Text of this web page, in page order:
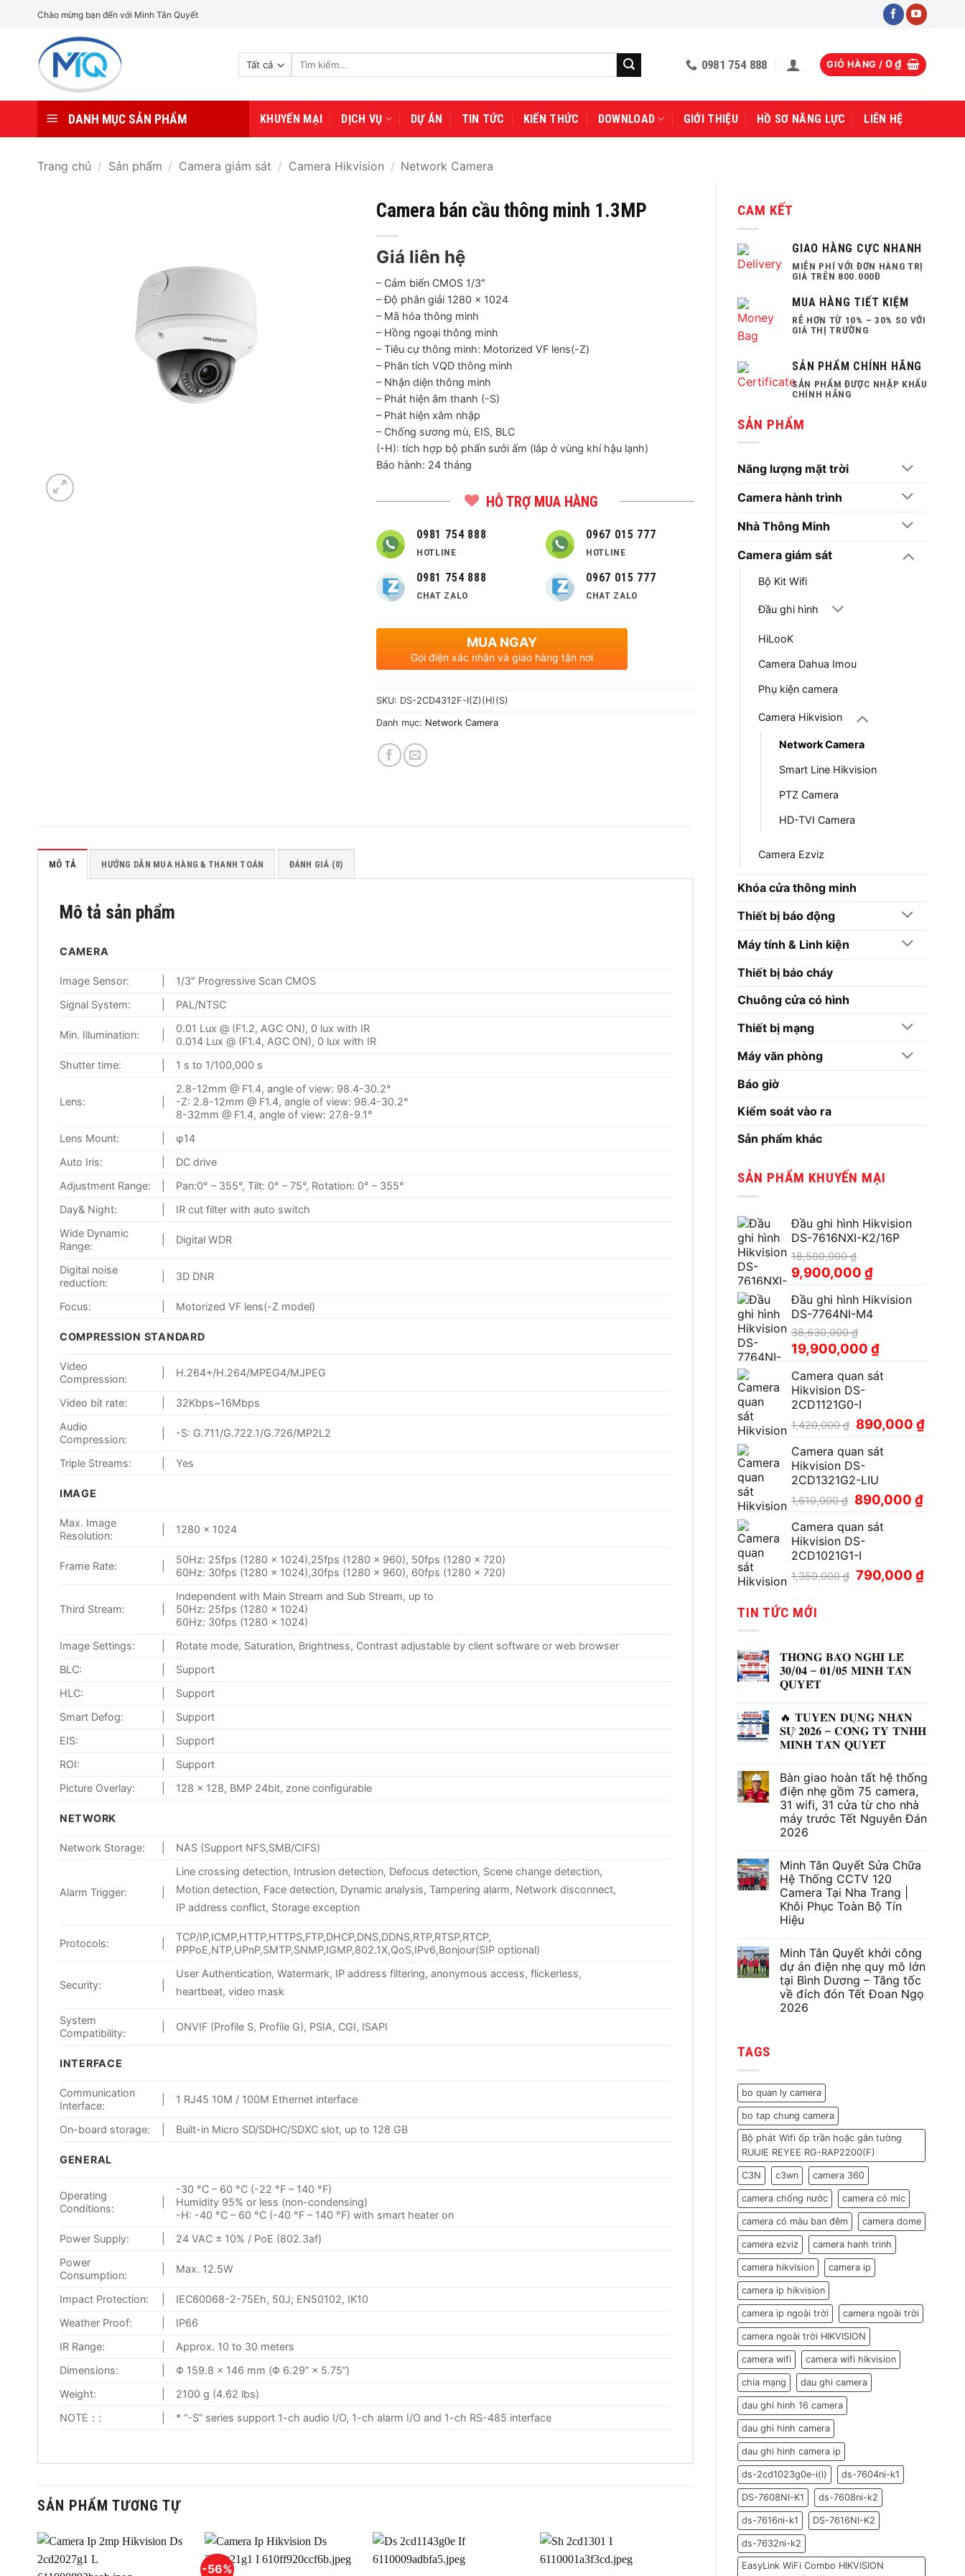
Chào mừng bạn đến với Minh Tân Quyết
Tìm
0981 754 888 GIỎ HÀNG / 0₫
DANH MỤC SẢN PHẨM KHUYẾN MẠI DỊCH VỤ DỰ ÁN TIN TỨC KIẾN THỨC DOWNLOAD GIỚI THIỆU HỒ SƠ NĂNG LỰC LIÊN HỆ
Trang chủ / Sản phẩm / Camera giám sát / Camera Hikvision / Network Camera
CAM KẾT
GIAO HÀNG CỰC NHANH
MIỄN PHÍ VỚI ĐƠN HÀNG TRỊ
GIÁ TRÊN 800.000Đ
MUA HÀNG TIẾT KIỆM
RẺ HƠN TỪ 10% – 30% SO VỚI
GIÁ THỊ TRƯỜNG
SẢN PHẨM CHÍNH HÃNG
SẢN PHẨM ĐƯỢC NHẬP KHẨU
CHÍNH HÃNG
SẢN PHẨM
Năng lượng mặt trời
Camera hành trình
Nhà Thông Minh
Camera giám sát
Bộ Kit Wifi
Đầu ghi hình
HiLooK
Camera Dahua Imou
Phụ kiện camera
Camera Hikvision
Network Camera
Smart Line Hikvision
PTZ Camera
HD-TVI Camera
Camera Ezviz
Khóa cửa thông minh
Thiết bị báo động
Máy tính & Linh kiện
Thiết bị báo cháy
Chuông cửa có hình
Thiết bị mạng
Máy văn phòng
Báo giờ
Kiểm soát vào ra
Sản phẩm khác
SẢN PHẨM KHUYẾN MẠI
Đầu ghi hình Hikvision
DS-7616NXI-K2/16P
18,500,000₫
Giá
gốc
là:
18,500,000 ₫.
9,900,000 ₫Giá
tại
là:
Đầu ghi hình Hikvision
DS-7764NI-M4
38,630,000₫
Giá
gốc
là:
38,630,000 ₫.
19,900,000 ₫Giá
tại
Camera quan sát
Hikvision DS-
2CD1121G0-I
1,420,000₫ Giá
là:
1,420,000 ₫.
890,000₫Giá
Camera quan sát
Hikvision DS-
2CD1321G2-LIU
1,610,000₫ Giá
là:
1,610,000 ₫.
890,000₫Giá
Camera quan sát
Hikvision DS-
2CD1021G1-I
1,350,000₫ Giá
790,000₫Giá
TIN TỨC MỚI
𝐓𝐇𝐎̂𝐍𝐆 𝐁𝐀́𝐎 𝐍𝐆𝐇𝐈̉ 𝐋𝐄̂̃
𝟑𝟎/𝟎𝟒 – 𝟎𝟏/𝟎𝟓 𝐌𝐈𝐍𝐇 𝐓𝐀̂𝐍
𝐐𝐔𝐘𝐄̂́𝐓
bình
luận
ở
𝐓𝐇𝐎̂𝐍𝐆
𝐋𝐄̂̃
𝟑𝟎/𝟎𝟒
–
𝟎𝟏/𝟎𝟓
𝐌𝐈𝐍𝐇
𝐓𝐀̂𝐍
𝐐𝐔𝐘𝐄̂́𝐓
🔥 𝐓𝐔𝐘𝐄̂̉𝐍 𝐃𝐔̣𝐍𝐆 𝐍𝐇𝐀̂𝐍
𝐒𝐔̛̣ 𝟐𝟎𝟐𝟔 – 𝐂𝐎̂𝐍𝐆 𝐓𝐘 𝐓𝐍𝐇𝐇
𝐌𝐈𝐍𝐇 𝐓𝐀̂𝐍 𝐐𝐔𝐘𝐄̂́𝐓
bình
luận
ở
🔥
𝐓𝐔𝐘𝐄̂̉𝐍
𝐃𝐔̣𝐍𝐆
𝐍𝐇𝐀̂𝐍
–
𝐂𝐎̂𝐍𝐆
𝐓𝐘
𝐓𝐍𝐇𝐇
𝐌𝐈𝐍𝐇
𝐓𝐀̂𝐍
𝐐𝐔𝐘𝐄̂́𝐓
Bàn giao hoàn tất hệ thống
điện nhẹ gồm 75 camera,
31 wifi, 31 cửa từ cho nhà
máy trước Tết Nguyên Đán
2026
bình
luận
ở
Bàn
giao
hoàn
tất
điện
nhẹ
gồm
75
camera,
31
wifi,
31
Nguyên
Đán
2026
Minh Tân Quyết Sửa Chữa
Hệ Thống CCTV 120
Camera Tại Nha Trang |
Khôi Phục Toàn Bộ Tín
Hiệu
bình
luận
ở
Minh
Tân
Quyết
Sửa
Nha
Trang
|
Khôi
Phục
Toàn
Bộ
Tín
Hiệu
Minh Tân Quyết khởi công
dự án điện nhẹ quy mô lớn
tại Bình Dương – Tăng tốc
về đích đón Tết Đoan Ngọ
2026
Quyết
khởi
công
dự
án
điện
nhẹ
quy
mô
lớn
tại
Bình
Dương
–
Tăng
tốc
về
đích
đón
Tết
Đoan
Ngọ
2026
TAGS
bo quan ly camera
bo tap chung camera
Bộ phát Wifi ốp trần hoặc gắn tường
RUIJIE REYEE RG-RAP2200(F)
C3N c3wn camera 360
camera chống nước camera có mic
camera có màu ban đêm camera dome
camera ezviz camera hanh trinh
camera hikvision camera ip
camera ip hikvision
camera ip ngoài trời camera ngoài trời
camera ngoài trời HIKVISION
camera wifi camera wifi hikvision
chia mạng dau ghi camera
dau ghi hinh 16 camera
dau ghi hinh camera
dau ghi hinh camera ip
ds-2cd1023g0e-i(l) ds-7604ni-k1
DS-7608NI-K1 ds-7608ni-k2
ds-7616ni-k1 DS-7616NI-K2
ds-7632ni-k2
EasyLink WiFi Combo HIKVISION
Camera bán cầu thông minh 1.3MP
Giá liên hệ
– Cảm biến CMOS 1/3″
– Độ phân giải 1280 × 1024
– Mã hóa thông minh
– Hồng ngoại thông minh
– Tiêu cự thông minh: Motorized VF lens(-Z)
– Phân tích VQD thông minh
– Nhận diện thông minh
– Phát hiện âm thanh (-S)
– Phát hiện xâm nhập
– Chống sương mù, EIS, BLC
(-H): tích hợp bộ phẩn sưởi ấm (lắp ở vùng khí hậu lạnh)
Bảo hành: 24 tháng
HỖ TRỢ MUA HÀNG
0981 754 888
HOTLINE
0981 754 888
CHAT ZALO
0967 015 777
HOTLINE
0967 015 777
CHAT ZALO
MUA NGAY
Gọi điện xác nhận và giao hàng tận nơi
SKU: DS-2CD4312F-I(Z)(H)(S)
Danh mục: Network Camera
MÔ TẢ HƯỚNG DẪN MUA HÀNG & THANH TOÁN ĐÁNH GIÁ (0)
Mô tả sản phẩm
CAMERA
Image Sensor:
1/3″ Progressive Scan CMOS
Signal System:
PAL/NTSC
Min. Illumination:
0.01 Lux @ (F1.2, AGC ON), 0 lux with IR
0.014 Lux @ (F1.4, AGC ON), 0 lux with IR
Shutter time:
1 s to 1/100,000 s
Lens:
2.8-12mm @ F1.4, angle of view: 98.4-30.2°
-Z: 2.8-12mm @ F1.4, angle of view: 98.4-30.2°
8-32mm @ F1.4, angle of view: 27.8-9.1°
Lens Mount:
φ14
Auto Iris:
DC drive
Adjustment Range:
Pan:0° – 355°, Tilt: 0° – 75°, Rotation: 0° – 355°
Day& Night:
IR cut filter with auto switch
Wide Dynamic
Range:
Digital WDR
Digital noise
reduction:
3D DNR
Focus: Motorized VF lens(-Z model)
COMPRESSION STANDARD
Video
Compression:
H.264+/H.264/MPEG4/MJPEG
Video bit rate:
32Kbps~16Mbps
Audio
Compression:
-S: G.711/G.722.1/G.726/MP2L2
Triple Streams: Yes
IMAGE
Max. Image
Resolution:
1280 × 1024
Frame Rate:
50Hz: 25fps (1280 × 1024),25fps (1280 × 960), 50fps (1280 × 720)
60Hz: 30fps (1280 × 1024),30fps (1280 × 960), 60fps (1280 × 720)
Third Stream:
Independent with Main Stream and Sub Stream, up to
50Hz: 25fps (1280 × 1024)
60Hz: 30fps (1280 × 1024)
Image Settings:
Rotate mode, Saturation, Brightness, Contrast adjustable by client software or web browser
BLC:
Support
HLC:
Support
Smart Defog:
Support
EIS:
Support
ROI:
Support
Picture Overlay:
128 × 128, BMP 24bit, zone configurable
NETWORK
Network Storage: NAS (Support NFS,SMB/CIFS)
Alarm Trigger:
Line crossing detection, Intrusion detection, Defocus detection, Scene change detection,
Motion detection, Face detection, Dynamic analysis, Tampering alarm, Network disconnect,
IP address conflict, Storage exception
Protocols:
TCP/IP,ICMP,HTTP,HTTPS,FTP,DHCP,DNS,DDNS,RTP,RTSP,RTCP,
PPPoE,NTP,UPnP,SMTP,SNMP,IGMP,802.1X,QoS,IPv6,Bonjour(SIP optional)
Security:
User Authentication, Watermark, IP address filtering, anonymous access, flickerless,
heartbeat, video mask
System
Compatibility:
ONVIF (Profile S, Profile G), PSIA, CGI, ISAPI
INTERFACE
Communication
Interface:
1 RJ45 10M / 100M Ethernet interface
On-board storage: Built-in Micro SD/SDHC/SDXC slot, up to 128 GB
GENERAL
Operating
Conditions:
-30 °C – 60 °C (-22 °F – 140 °F)
Humidity 95% or less (non-condensing)
-H: -40 °C – 60 °C (-40 °F – 140 °F) with smart heater on
Power Supply:
24 VAC ± 10% / PoE (802.3af)
Power
Consumption:
Max. 12.5W
Impact Protection:
IEC60068-2-75Eh, 50J; EN50102, IK10
Weather Proof:
IP66
IR Range:
Approx. 10 to 30 meters
Dimensions:
Φ 159.8 × 146 mm (Φ 6.29” × 5.75”)
Weight:
2100 g (4.62 lbs)
NOTE：:
* “-S” series support 1-ch audio I/O, 1-ch alarm I/O and 1-ch RS-485 interface
SẢN PHẨM TƯƠNG TỰ
-56%